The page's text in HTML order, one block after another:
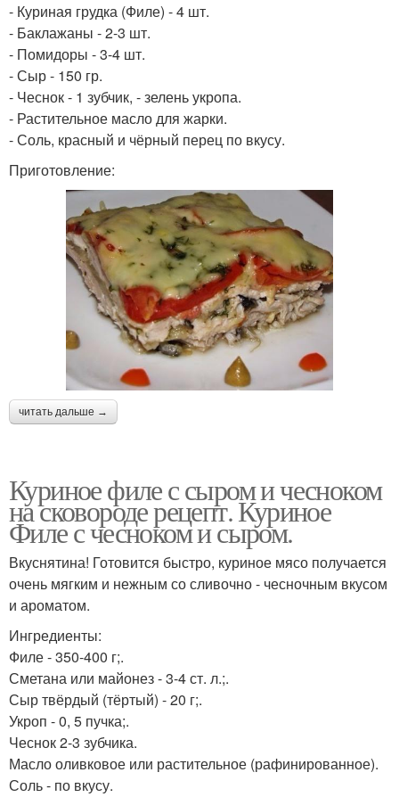
- Куриная грудка (Филе) - 4 шт.
- Баклажаны - 2-3 шт.
- Помидоры - 3-4 шт.
- Сыр - 150 гр.
- Чеснок - 1 зубчик, - зелень укропа.
- Растительное масло для жарки.
- Соль, красный и чёрный перец по вкусу.
Приготовление:
читать дальше →
Куриное филе с сыром и чесноком
на сковороде рецепт. Куриное
Филе с чесноком и сыром.
Вкуснятина! Готовится быстро, куриное мясо получается
очень мягким и нежным со сливочно - чесночным вкусом
и ароматом.
Ингредиенты:
Филе - 350-400 г;.
Сметана или майонез - 3-4 ст. л.;.
Сыр твёрдый (тёртый) - 20 г;.
Укроп - 0, 5 пучка;.
Чеснок 2-3 зубчика.
Масло оливковое или растительное (рафинированное).
Соль - по вкусу.